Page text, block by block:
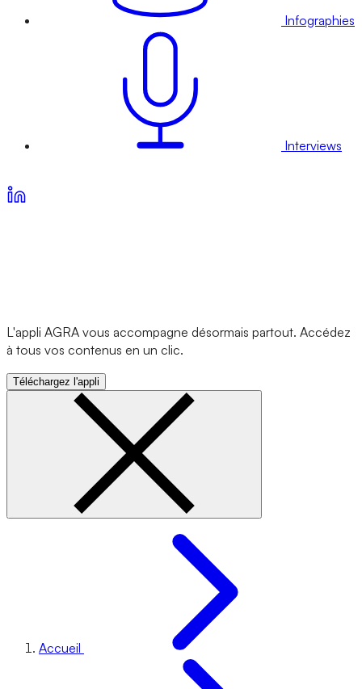
Infographies
Interviews
L'appli AGRA vous accompagne désormais partout. Accédez
à tous vos contenus en un clic.
Téléchargez l'appli
Accueil